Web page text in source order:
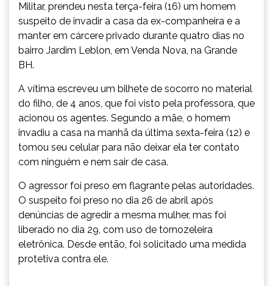
Militar, prendeu nesta terça-feira (16) um homem
suspeito de invadir a casa da ex-companheira e a
manter em cárcere privado durante quatro dias no
bairro Jardim Leblon, em Venda Nova, na Grande
BH.
A vítima escreveu um bilhete de socorro no material
do filho, de 4 anos, que foi visto pela professora, que
acionou os agentes. Segundo a mãe, o homem
invadiu a casa na manhã da última sexta-feira (12) e
tomou seu celular para não deixar ela ter contato
com ninguém e nem sair de casa.
O agressor foi preso em flagrante pelas autoridades.
O suspeito foi preso no dia 26 de abril após
denúncias de agredir a mesma mulher, mas foi
liberado no dia 29, com uso de tornozeleira
eletrônica. Desde então, foi solicitado uma medida
protetiva contra ele.